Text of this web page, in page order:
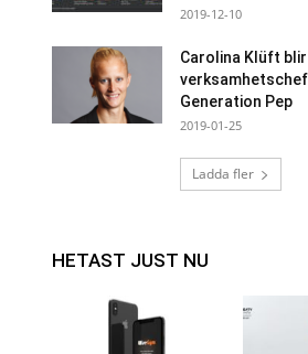
2019-12-10
Carolina Klüft
Generation Pep
2019-01-25
Ladda fler
HETAST JUST NU